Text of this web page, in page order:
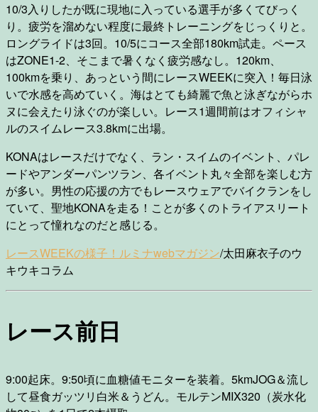
10/3入りしたが既に現地に入っている選手が多くてびっく
り。疲労を溜めない程度に最終トレーニングをじっくりと。
ロングライドは3回。10/5にコース全部180km試走。ペース
はZONE1-2、そこまで暑くなく疲労感なし。120km、
100kmを乗り、あっという間にレースWEEKに突入！毎日泳
いで水感を高めていく。海はとても綺麗で魚と泳ぎながらホ
ヌに会えたり泳ぐのが楽しい。レース1週間前はオフィシャ
ルのスイムレース3.8kmに出場。
KONAはレースだけでなく、ラン・スイムのイベント、パレ
ードやアンダーパンツラン、各イベント丸々全部を楽しむ方
が多い。男性の応援の方でもレースウェアでバイクランをし
ていて、聖地KONAを走る！ことが多くのトライアスリート
にとって憧れなのだと感じる。
レースWEEKの様子！ルミナwebマガジン/太田麻衣子のウ
キウキコラム
レース前日
9:00起床。9:50頃に血糖値モニターを装着。5kmJOG＆流し
して昼食ガッツリ白米＆うどん。モルテンMIX320（炭水化